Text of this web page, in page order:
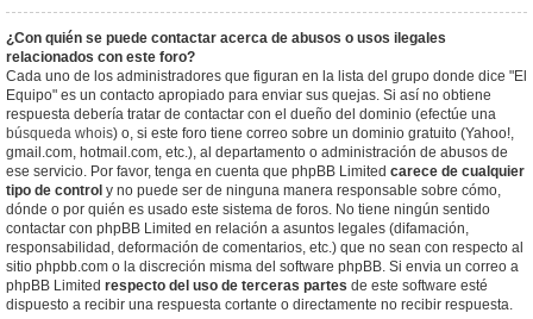
¿Con quién se puede contactar acerca de abusos o usos ilegales
relacionados con este foro?
Cada uno de los administradores que figuran en la lista del grupo donde dice "El
Equipo" es un contacto apropiado para enviar sus quejas. Si así no obtiene
respuesta debería tratar de contactar con el dueño del dominio (efectúe una
búsqueda whois) o, si este foro tiene correo sobre un dominio gratuito (Yahoo!,
gmail.com, hotmail.com, etc.), al departamento o administración de abusos de
ese servicio. Por favor, tenga en cuenta que phpBB Limited carece de cualquier
tipo de control y no puede ser de ninguna manera responsable sobre cómo,
dónde o por quién es usado este sistema de foros. No tiene ningún sentido
contactar con phpBB Limited en relación a asuntos legales (difamación,
responsabilidad, deformación de comentarios, etc.) que no sean con respecto al
sitio phpbb.com o la discreción misma del software phpBB. Si envia un correo a
phpBB Limited respecto del uso de terceras partes de este software esté
dispuesto a recibir una respuesta cortante o directamente no recibir respuesta.